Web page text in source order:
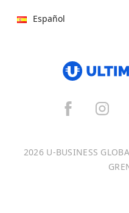
Español
Français
2026 U-BUSINESS